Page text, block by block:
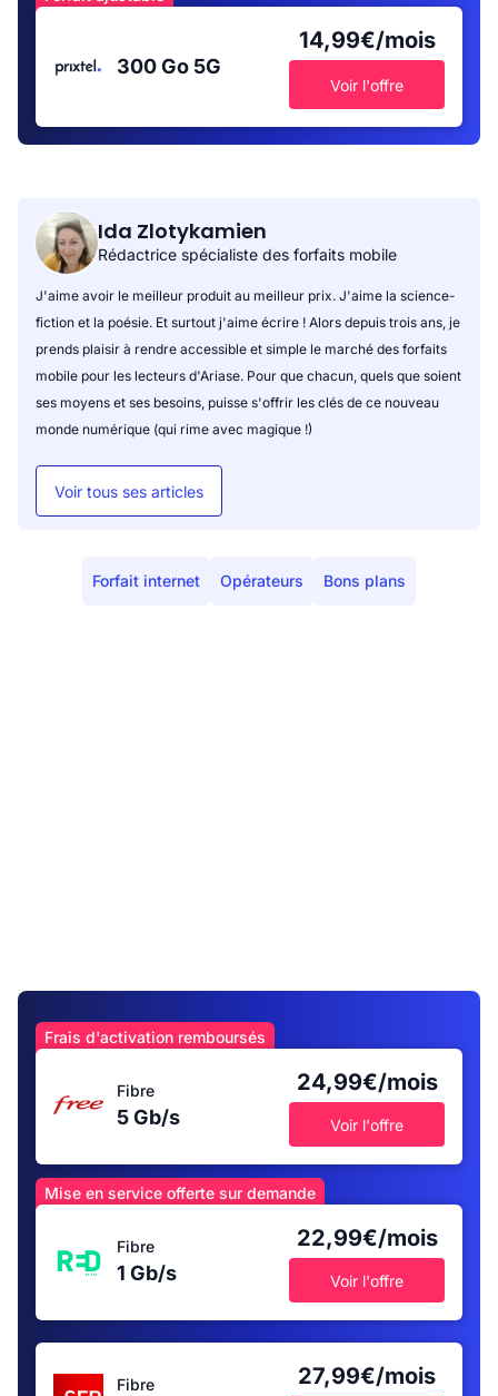
300 Go 5G
14,99€/mois
Voir l'offre
Ida Zlotykamien
Rédactrice spécialiste des forfaits mobile
J'aime avoir le meilleur produit au meilleur prix. J'aime la science-
fiction et la poésie. Et surtout j'aime écrire ! Alors depuis trois ans, je
prends plaisir à rendre accessible et simple le marché des forfaits
mobile pour les lecteurs d'Ariase. Pour que chacun, quels que soient
ses moyens et ses besoins, puisse s'offrir les clés de ce nouveau
monde numérique (qui rime avec magique !)
Voir tous ses articles
Forfait internet Opérateurs Bons plans
Frais d'activation remboursés
Fibre
5 Gb/s
24,99€/mois
Voir l'offre
Mise en service offerte sur demande
Fibre
1 Gb/s
22,99€/mois
Voir l'offre
Fibre 27,99€/mois